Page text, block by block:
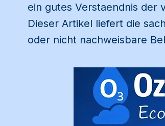
ein gutes Verstaendnis der
Dieser Artikel liefert die
oder nicht nachweisbare